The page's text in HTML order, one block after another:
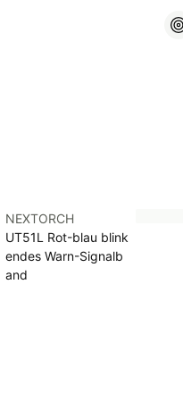
NEXTORCH
UT51L Rot-blau blink
endes Warn-Signalb
and